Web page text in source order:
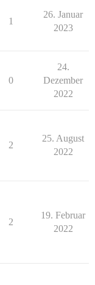
1
26. Januar
2023
0
24.
Dezember
2022
2
25. August
2022
2
19. Februar
2022